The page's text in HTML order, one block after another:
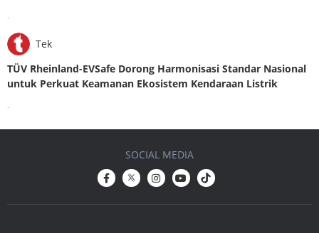
.
Tek
TÜV Rheinland-EVSafe Dorong Harmonisasi Standar Nasional
untuk Perkuat Keamanan Ekosistem Kendaraan Listrik
.
SOCIAL MEDIA